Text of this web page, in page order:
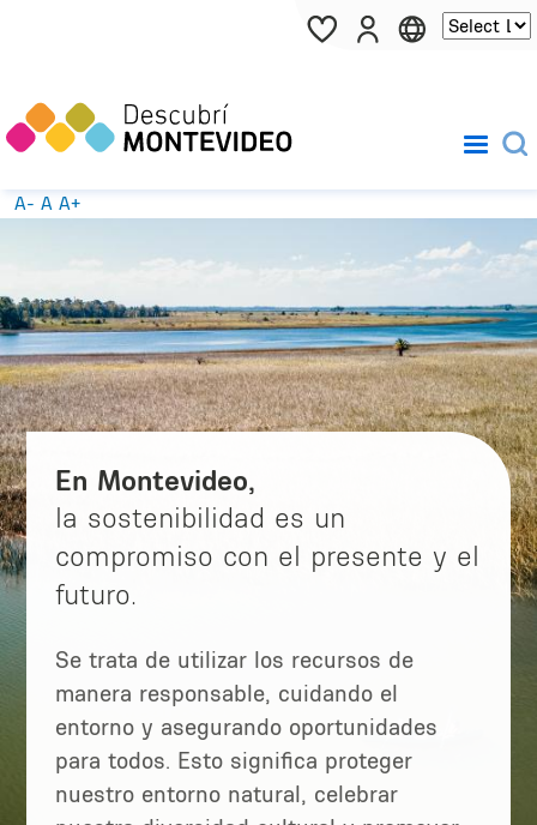
Pasar al contenido principal
A- A A+
En Montevideo,
la sostenibilidad es un
compromiso con el presente y el
futuro.
Se trata de utilizar los recursos de
manera responsable, cuidando el
entorno y asegurando oportunidades
para todos. Esto significa proteger
nuestro entorno natural, celebrar